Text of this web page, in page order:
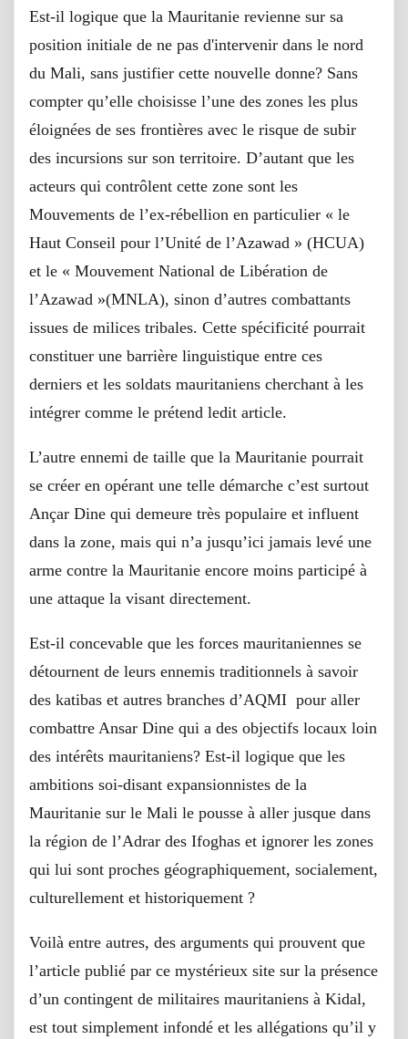
Est-il logique que la Mauritanie revienne sur sa
position initiale de ne pas d'intervenir dans le nord
du Mali, sans justifier cette nouvelle donne? Sans
compter qu’elle choisisse l’une des zones les plus
éloignées de ses frontières avec le risque de subir
des incursions sur son territoire. D’autant que les
acteurs qui contrôlent cette zone sont les
Mouvements de l’ex-rébellion en particulier « le
Haut Conseil pour l’Unité de l’Azawad » (HCUA)
et le « Mouvement National de Libération de
l’Azawad »(MNLA), sinon d’autres combattants
issues de milices tribales. Cette spécificité pourrait
constituer une barrière linguistique entre ces
derniers et les soldats mauritaniens cherchant à les
intégrer comme le prétend ledit article.
L’autre ennemi de taille que la Mauritanie pourrait
se créer en opérant une telle démarche c’est surtout
Ançar Dine qui demeure très populaire et influent
dans la zone, mais qui n’a jusqu’ici jamais levé une
arme contre la Mauritanie encore moins participé à
une attaque la visant directement.
Est-il concevable que les forces mauritaniennes se
détournent de leurs ennemis traditionnels à savoir
des katibas et autres branches d’AQMI pour aller
combattre Ansar Dine qui a des objectifs locaux loin
des intérêts mauritaniens? Est-il logique que les
ambitions soi-disant expansionnistes de la
Mauritanie sur le Mali le pousse à aller jusque dans
la région de l’Adrar des Ifoghas et ignorer les zones
qui lui sont proches géographiquement, socialement,
culturellement et historiquement ?
Voilà entre autres, des arguments qui prouvent que
l’article publié par ce mystérieux site sur la présence
d’un contingent de militaires mauritaniens à Kidal,
est tout simplement infondé et les allégations qu’il y